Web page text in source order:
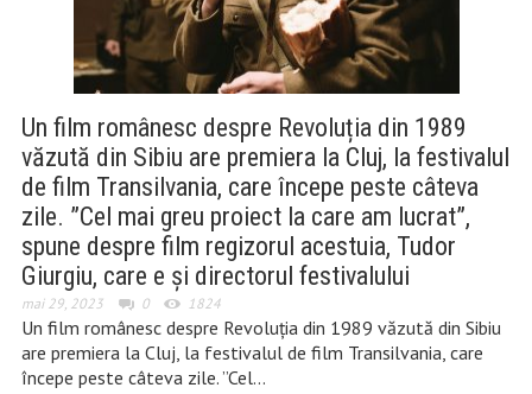
Un film românesc despre Revoluția din 1989
văzută din Sibiu are premiera la Cluj, la festivalul
de film Transilvania, care începe peste câteva
zile. ”Cel mai greu proiect la care am lucrat”,
spune despre film regizorul acestuia, Tudor
Giurgiu, care e și directorul festivalului
mai 29, 2023 0 1824
Un film românesc despre Revoluția din 1989 văzută din Sibiu
are premiera la Cluj, la festivalul de film Transilvania, care
începe peste câteva zile. ”Cel…